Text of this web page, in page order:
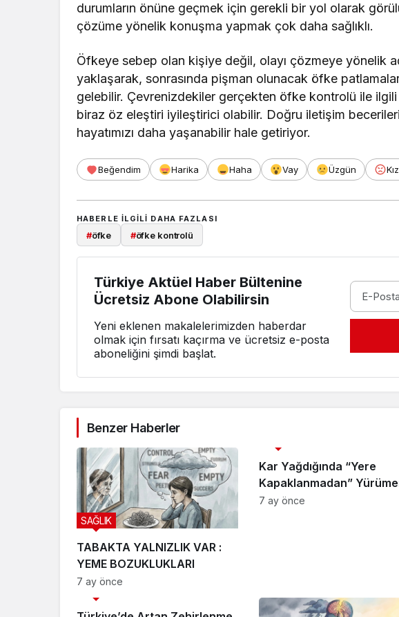
durumların önüne geçmek için gerekli bir yol olarak
çözüme yönelik konuşma yapmak çok daha sağlıklı.
Öfkeye sebep olan kişiye değil, olayı çözmeye yönelik
yaklaşarak, sonrasında pişman olunacak öfke
gelebilir. Çevrenizdekiler gerçekten öfke kontrolü ile
biraz öz eleştiri iyileştirici olabilir. Doğru iletişim
hayatımızı daha yaşanabilir hale getiriyor.
Beğendim Harika Haha Vay Üzgün
HABERLE ILGILI DAHA FAZLASI
#öfke #öfke kontrolü
Türkiye Aktüel Haber Bültenine
Ücretsiz Abone Olabilirsin
Yeni eklenen makalelerimizden haberdar
olmak için fırsatı kaçırma ve ücretsiz e-posta
aboneliğini şimdi başlat.
Benzer Haberler
TABAKTA YALNIZLIK VAR :
YEME BOZUKLUKLARI
SAĞLIK
7 ay önce
Kar Yağdığında “Yere
Kapaklanmadan”
Formülü Ne?
7 ay önce
SAĞLIK